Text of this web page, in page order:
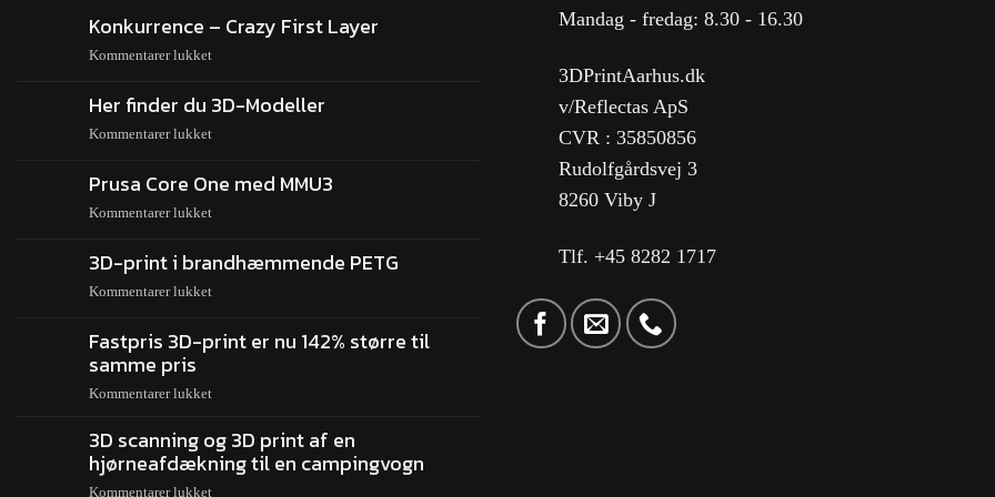
Konkurrence – Crazy First Layer
Kommentarer lukket
Her finder du 3D-Modeller
Kommentarer lukket
Prusa Core One med MMU3
Kommentarer lukket
3D-print i brandhæmmende PETG
Kommentarer lukket
Fastpris 3D-print er nu 142% større til
samme pris
Kommentarer lukket
3D scanning og 3D print af en
hjørneafdækning til en campingvogn
Kommentarer lukket
Mandag - fredag: 8.30 - 16.30
3DPrintAarhus.dk
v/Reflectas ApS
CVR : 35850856
Rudolfgårdsvej 3
8260 Viby J
Tlf. +45 8282 1717